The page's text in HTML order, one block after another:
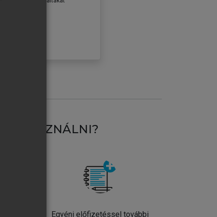
HASZNÁLNI?
Egyéni előfizetéssel további